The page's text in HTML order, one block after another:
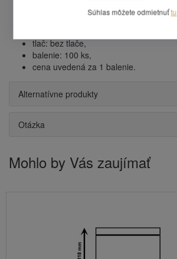
dĺžka vnútorná: 225 mm,
tlač: bez tlače,
balenie: 100 ks,
cena uvedená za 1 balenie.
Alternatívne produkty
Otázka
Mohlo by Vás zaujímať
Súhlas môžete odmietnuťtu